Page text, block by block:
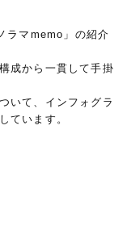
ラマmemo」の紹介
成から一貫して手掛
いて、インフォグラ
ています。